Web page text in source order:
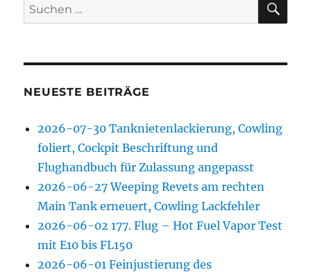
Suchen
nach:
NEUESTE BEITRÄGE
2026-07-30 Tanknietenlackierung, Cowling
foliert, Cockpit Beschriftung und
Flughandbuch für Zulassung angepasst
2026-06-27 Weeping Revets am rechten
Main Tank erneuert, Cowling Lackfehler
2026-06-02 177. Flug – Hot Fuel Vapor Test
mit E10 bis FL150
2026-06-01 Feinjustierung des